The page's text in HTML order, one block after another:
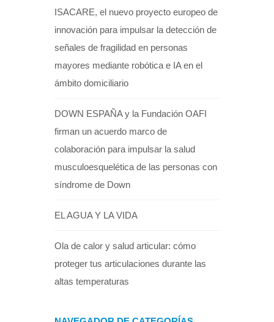
ISACARE, el nuevo proyecto europeo de
innovación para impulsar la detección de
señales de fragilidad en personas
mayores mediante robótica e IA en el
ámbito domiciliario
DOWN ESPAÑA y la Fundación OAFI
firman un acuerdo marco de
colaboración para impulsar la salud
musculoesquelética de las personas con
síndrome de Down
EL AGUA Y LA VIDA
Ola de calor y salud articular: cómo
proteger tus articulaciones durante las
altas temperaturas